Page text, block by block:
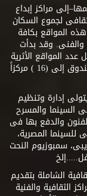
مراكز إبداع
لجموع السكان
المواقع بكافة
والفنى. وقد بدأت
وصل عدد المواقع الأثرية
التى تم تحويلها إلى مراكز إبداع فنى تابعة للصندوق إلى (16 ) مركزاً
إدارة وتنظيم
السينما والمسرح
والدفع بها فى
للسينما المصرية،
سمبوزيوم النحت
الشاملة بتقديم
الثقافية والفنية